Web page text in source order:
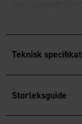
språng. Axlar,
dragkedjor gör
Teknisk
Storleksguide